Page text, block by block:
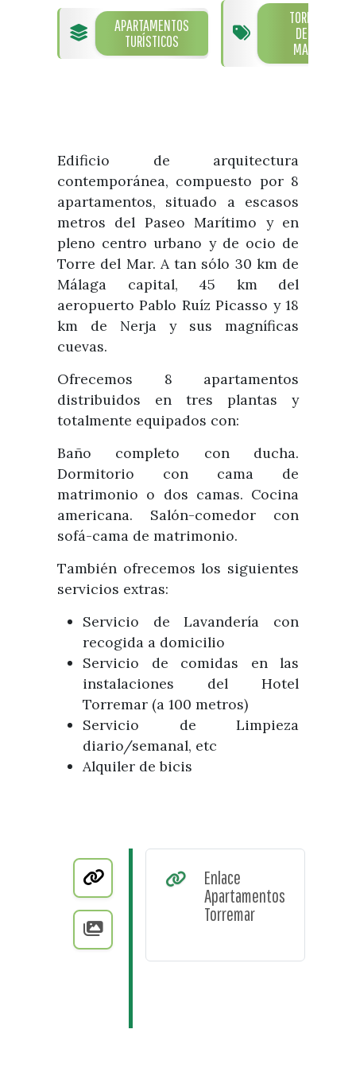
APARTAMENTOS
TURÍSTICOS
TORRE
DEL
MAR
Edificio de arquitectura
contemporánea, compuesto por 8
apartamentos, situado a escasos
metros del Paseo Marítimo y en
pleno centro urbano y de ocio de
Torre del Mar. A tan sólo 30 km de
Málaga capital, 45 km del
aeropuerto Pablo Ruíz Picasso y 18
km de Nerja y sus magníficas
cuevas.
Ofrecemos 8 apartamentos
distribuidos en tres plantas y
totalmente equipados con:
Baño completo con ducha.
Dormitorio con cama de
matrimonio o dos camas. Cocina
americana. Salón-comedor con
sofá-cama de matrimonio.
También ofrecemos los siguientes
servicios extras:
Servicio de Lavandería con
recogida a domicilio
Servicio de comidas en las
instalaciones del Hotel
Torremar (a 100 metros)
Servicio de Limpieza
diario/semanal, etc
Alquiler de bicis
Enlace
Apartamentos
Torremar